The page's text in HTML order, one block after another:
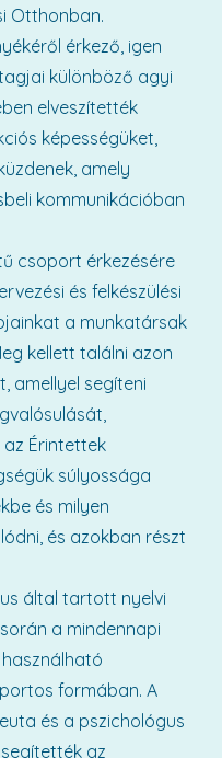
Otthonban.
érkező, igen
különböző agyi
elveszítették
képességüket,
amely
kommunikációban
csoport érkezésére
és felkészülési
a munkatársak
kellett találni azon
amellyel segíteni
Érintettek
súlyossága
és milyen
és azokban részt
által tartott nyelvi
a mindennapi
formában. A
és a pszichológus
az